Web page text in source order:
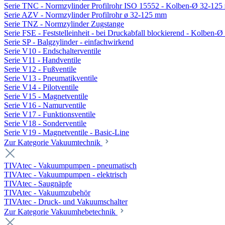
Serie TNC - Normzylinder Profilrohr ISO 15552 - Kolben-Ø 32-125
Serie AZV - Normzylinder Profilrohr ø 32-125 mm
Serie TNZ - Normzylinder Zugstange
Serie FSE - Feststelleinheit - bei Druckabfall blockierend - Kolben-Ø
Serie SP - Balgzylinder - einfachwirkend
Serie V10 - Endschalterventile
Serie V11 - Handventile
Serie V12 - Fußventile
Serie V13 - Pneumatikventile
Serie V14 - Pilotventile
Serie V15 - Magnetventile
Serie V16 - Namurventile
Serie V17 - Funktionsventile
Serie V18 - Sonderventile
Serie V19 - Magnetventile - Basic-Line
Zur Kategorie Vakuumtechnik
TIVAtec - Vakuumpumpen - pneumatisch
TIVAtec - Vakuumpumpen - elektrisch
TIVAtec - Saugnäpfe
TIVAtec - Vakuumzubehör
TIVAtec - Druck- und Vakuumschalter
Zur Kategorie Vakuumhebetechnik